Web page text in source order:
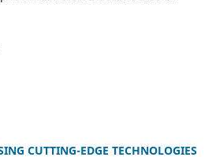
CUTTING-EDGE TECHNOLOGIES